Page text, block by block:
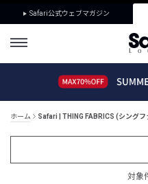
Safari公式ウェブマガジン
ホーム Safari | THING FABRICS (シングフ
対象